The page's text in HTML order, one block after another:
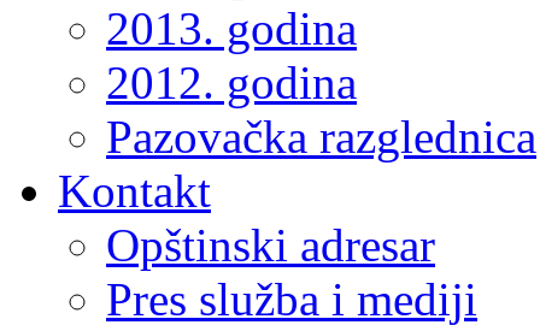
2013. godina
2012. godina
Pazovačka razglednica
Kontakt
Opštinski adresar
Pres služba i mediji